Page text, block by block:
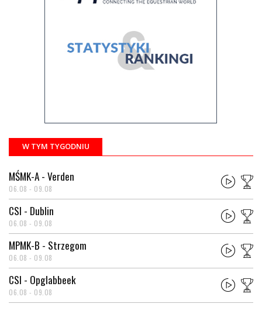
W TYM TYGODNIU
MŚMK-A - Verden
06.08 - 09.08
CSI - Dublin
06.08 - 09.08
MPMK-B - Strzegom
06.08 - 09.08
CSI - Opglabbeek
06.08 - 09.08